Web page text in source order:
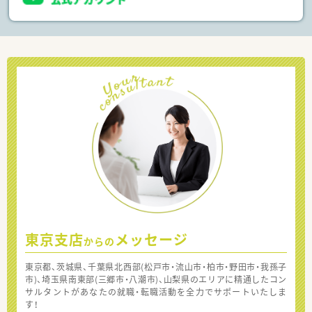
東京支店からの メッセージ
東京都、茨城県、千葉県北西部(松戸市・流山市・柏市・野田市・我孫子
市)、埼玉県南東部(三郷市・八潮市)、山梨県のエリアに精通したコン
サルタントがあなたの就職・転職活動を全力でサポートいたしま
す！